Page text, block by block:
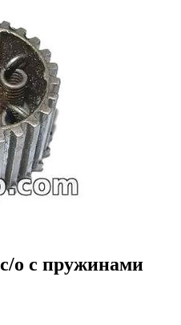
о с пружинами